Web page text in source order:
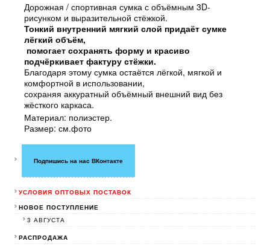
Дорожная / спортивная сумка с объёмным 3D-
рисунком и выразительной стёжкой.
Тонкий внутренний мягкий слой придаёт сумке
лёгкий объём,
помогает сохранять форму и красиво
подчёркивает фактуру стёжки.
Благодаря этому сумка остаётся лёгкой, мягкой и
комфортной в использовании,
сохраняя аккуратный объёмный внешний вид без
жёсткого каркаса.
Материал: полиэстер.
Размер: см.фото
Подпишись на нас ВКонтакте
УСЛОВИЯ ОПТОВЫХ ПОСТАВОК
НОВОЕ ПОСТУПЛЕНИЕ
3 АВГУСТА
РАСПРОДАЖА